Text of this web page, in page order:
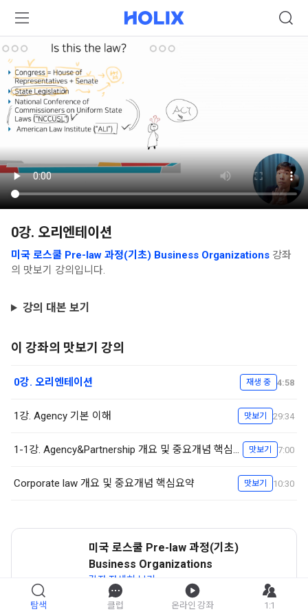
0강. 오리엔테이션
미국 로스쿨 Pre-law 과정(기초) Business Organizations 강좌
의 맛보기 강의입니다.
강의 대본 보기
이 강좌의 맛보기 강의
0강. 오리엔테이션 재생 중 4:58
1강. Agency 기본 이해 맛보기 29:34
1-1강. Agency&Partnership 개요 및 중요개념 핵심요약 맛보기 7:00
Corporate law 개요 및 중요개념 핵심요약 맛보기 10:30
미국 로스쿨 Pre-law 과정(기초)
Business Organizations
강좌 자세히 보기
탐색 클럽 온라인 강좌 1:1